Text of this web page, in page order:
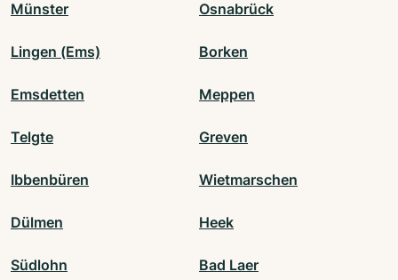
Münster Osnabrück
Lingen (Ems) Borken
Emsdetten Meppen
Telgte Greven
Ibbenbüren Wietmarschen
Dülmen Heek
Südlohn Bad Laer